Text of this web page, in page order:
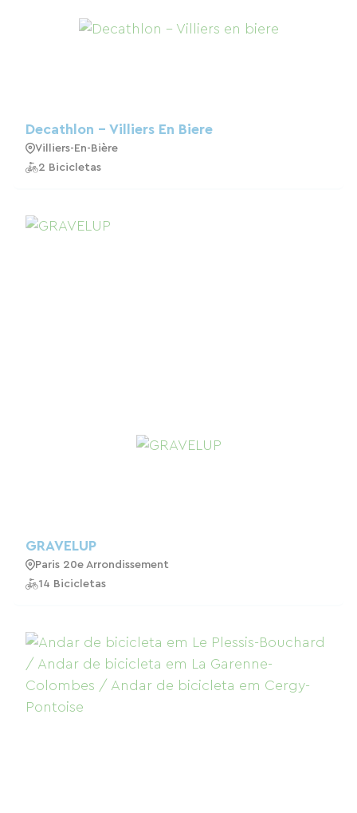
Decathlon - Villiers En Biere
Villiers-En-Bière
2 Bicicletas
GRAVELUP
Paris 20e Arrondissement
14 Bicicletas